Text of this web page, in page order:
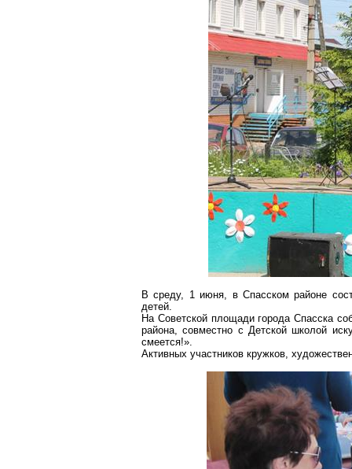
В среду, 1 июня, в Спасском районе
детей.
На Советской площади города Спасска
района, совместно с Детской школой
смеется!».
Активных участников кружков,